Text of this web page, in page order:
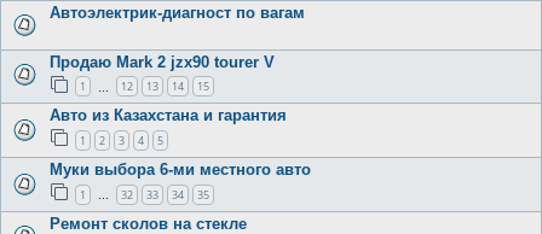
Автоэлектрик-диагност по вагам
Продаю Mark 2 jzx90 tourer V
1 12 13 14 15
Авто из Казахстана и гарантия
1 2 3 4 5
Муки выбора 6-ми местного авто
1 … 32 33 34 35
Ремонт сколов на стекле